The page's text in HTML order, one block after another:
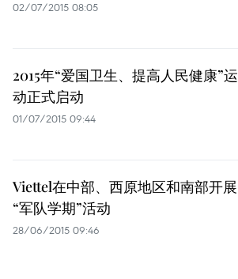
02/07/2015 08:05
2015年“爱国卫生、提高人民健康”运
动正式启动
01/07/2015 09:44
Viettel在中部、西原地区和南部开展
“军队学期”活动
28/06/2015 09:46